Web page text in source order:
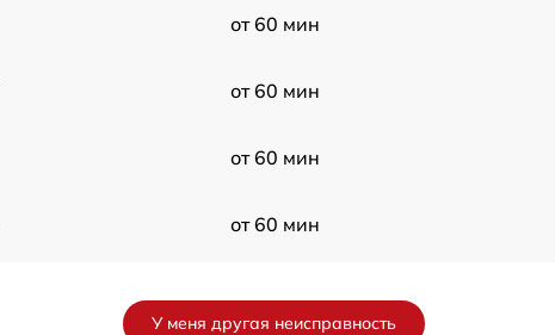
от 60 мин
от 60 мин
от 60 мин
от 60 мин
У меня другая неисправность